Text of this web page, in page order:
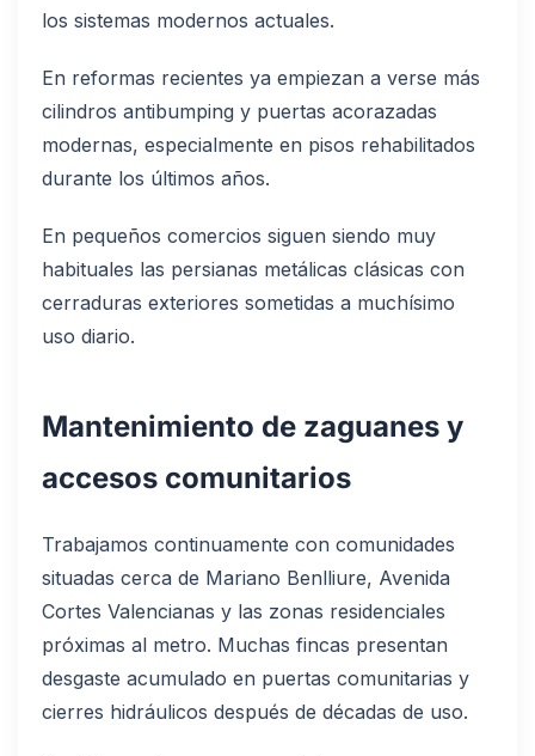
los sistemas modernos actuales.
En reformas recientes ya empiezan a verse más
cilindros antibumping y puertas acorazadas
modernas, especialmente en pisos rehabilitados
durante los últimos años.
En pequeños comercios siguen siendo muy
habituales las persianas metálicas clásicas con
cerraduras exteriores sometidas a muchísimo
uso diario.
Mantenimiento de zaguanes y
accesos comunitarios
Trabajamos continuamente con comunidades
situadas cerca de Mariano Benlliure, Avenida
Cortes Valencianas y las zonas residenciales
próximas al metro. Muchas fincas presentan
desgaste acumulado en puertas comunitarias y
cierres hidráulicos después de décadas de uso.